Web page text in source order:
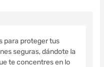
para proteger tus
seguras, dándote la
te concentres en lo